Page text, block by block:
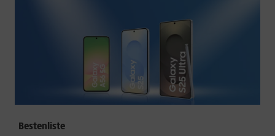
Bestenliste